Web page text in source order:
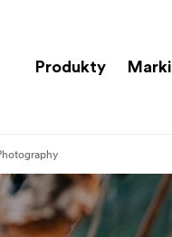
Produkty Marki